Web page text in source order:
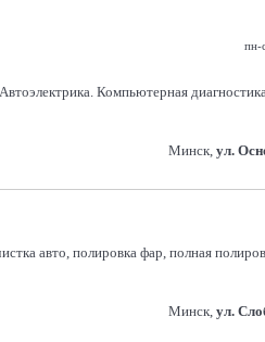
пн-
Компьютерная диагностика.
Минск, ул.
авто, полировка фар, полная
Минск, ул.